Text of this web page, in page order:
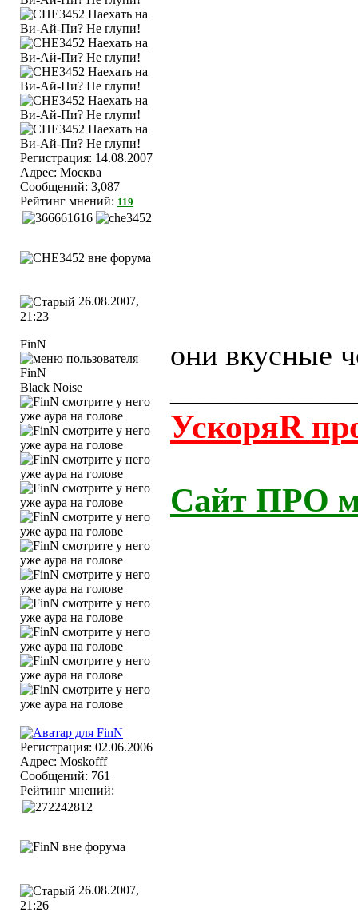
Регистрация: 14.08.2007
Адрес: Москва
Сообщений: 3,087
Рейтинг мнений: 119
26.08.2007,
21:23
FinN
Black Noise
Регистрация: 02.06.2006
Адрес: Moskofff
Сообщений: 761
Рейтинг мнений:
они вкусные
УскоряR
Сайт ПРО
26.08.2007,
21:26